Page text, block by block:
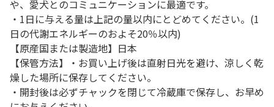
や、愛犬とのコミュニケーションに最適です。
・1日に与える量は上記の量以内にとどめてください。(1
日の代謝エネルギーのおよそ20％以内)
【原産国または製造地】日本
【保管方法】・お買い上げ後は直射日光を避け、涼しく乾
燥した場所に保存してください。
・開封後は必ずチャックを閉じて冷蔵庫で保存し、お早め